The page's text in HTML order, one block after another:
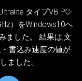
タイプVB PC-
）をWindows10へ
ました。 結果は,文
書込み速度の値が
ました。